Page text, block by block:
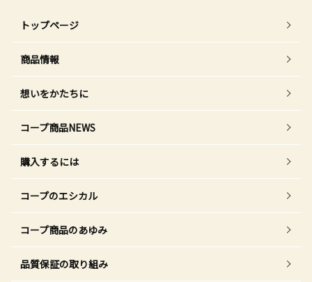
トップページ
商品情報
想いをかたちに
コープ商品NEWS
購入するには
コープのエシカル
コープ商品のあゆみ
品質保証の取り組み